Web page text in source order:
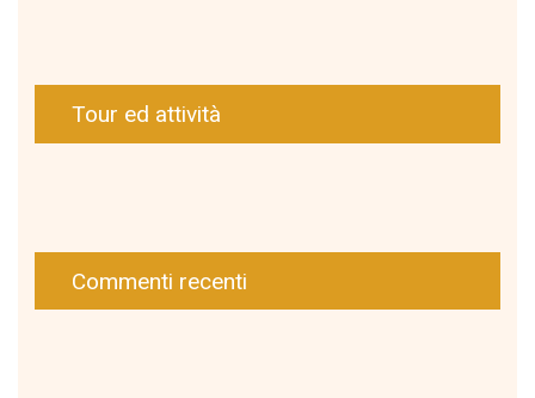
Tour ed attività
Commenti recenti